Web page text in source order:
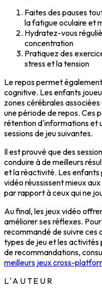
Faites des pauses
la fatigue oculaire et
Hydratez-vous
concentration
Pratiquez des
stress et la tension
Le repos permet
cognitive. Les enfants
zones cérébrales
une période de repos. Ces
rétention d'informationset
sessions de jeu suivantes.
Il est prouvé que des
conduire à de meilleurs
et la réactivité. Les
vidéo réussissent mieux
par rapport à ceux qui ne
Au final, les jeux vidéo
améliorer ses réflexes.
recommandé de suivre ces
types de jeu et les activités
de recommandations,
meilleurs jeux cross-
L'AUTEUR